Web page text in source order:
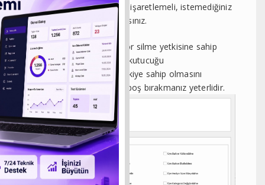
istiyorsanız o seçenekleri işaretlemeli, istemediğiniz
yetkileri ise boş bırakmalısınız.
Örneğin kasiyerinizin rapor silme yetkisine sahip
olmasını istiyorsanız ilgili kutucuğu
işaretleyebilirsiniz. Bu yetkiye sahip olmasını
istemiyorsanız kutucuğu boş bırakmanız yeterlidir.